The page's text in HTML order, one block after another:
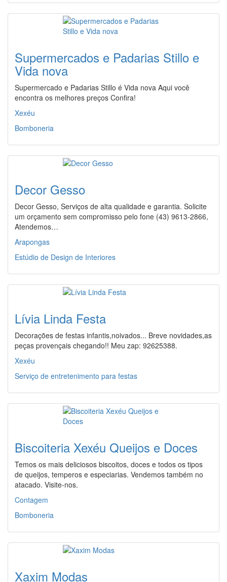
Supermercados e Padarias Stillo e
Vida nova
Supermercado e Padarias Stillo é Vida nova Aqui você
encontra os melhores preços Confira!
Xexéu
Bomboneria
Decor Gesso
Decor Gesso, Serviços de alta qualidade e garantia. Solicite
um orçamento sem compromisso pelo fone (43) 9613-2866,
Atendemos…
Arapongas
Estúdio de Design de Interiores
Lívia Linda Festa
Decorações de festas infantis,noivados... Breve novidades,as
peças provençais chegando!! Meu zap: 92625388.
Xexéu
Serviço de entretenimento para festas
Biscoiteria Xexéu Queijos e Doces
Temos os mais deliciosos biscoitos, doces e todos os tipos
de queijos, temperos e especiarias. Vendemos também no
atacado. Visite-nos.
Contagem
Bomboneria
Xaxim Modas